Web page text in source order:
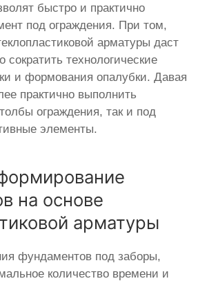
быстро и практично
под ограждения. При том,
арматуры даст
сократить технологические
и формования опалубки. Давая
практично выполнить
ограждения, так и под
элементы.
на основе
арматуры
фундаментов под заборы,
количество времени и